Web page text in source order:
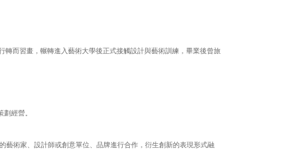
而習畫，輾轉進入藝術大學後正式接觸設計與藝術訓練，畢業後曾旅
經營。
術家、設計師或創意單位、品牌進行合作，衍生創新的表現形式融